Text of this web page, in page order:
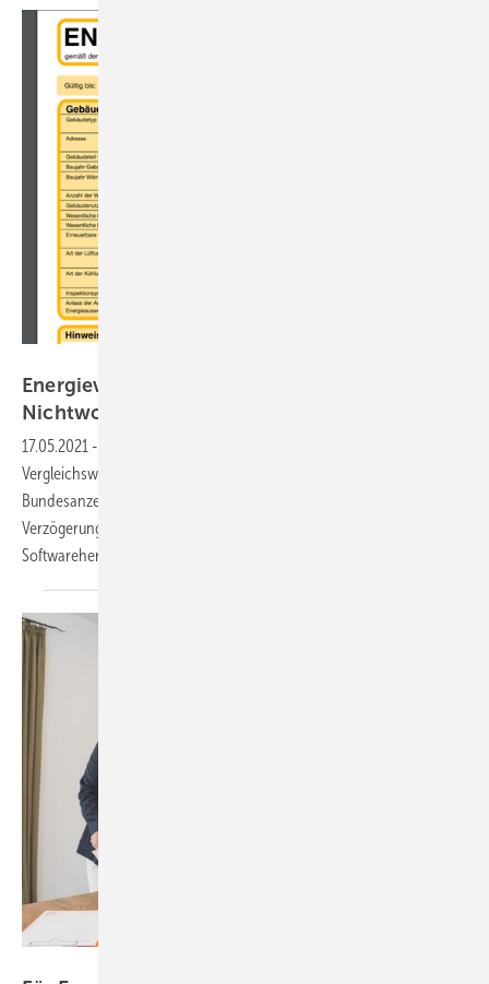
Energieverbrauchsausweise für
Nichtwohngebäude brauchen noch
17.05.2021 -
Vergleichswerte im Nichtwohngebäudebestand erst am 3. Mai im
Bundesanzeiger veröffentlicht. Derzeit kommt es deshalb zur einer
Verzögerung bei Verbrauchsausweisen für Nichtwohngebäude, da die
Softwarehersteller die Regelungen erst einarbeiten müssen.